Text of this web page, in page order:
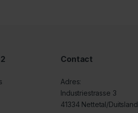
Contact
Adres:
Industriestrasse 3
41334 Nettetal/Duitsland